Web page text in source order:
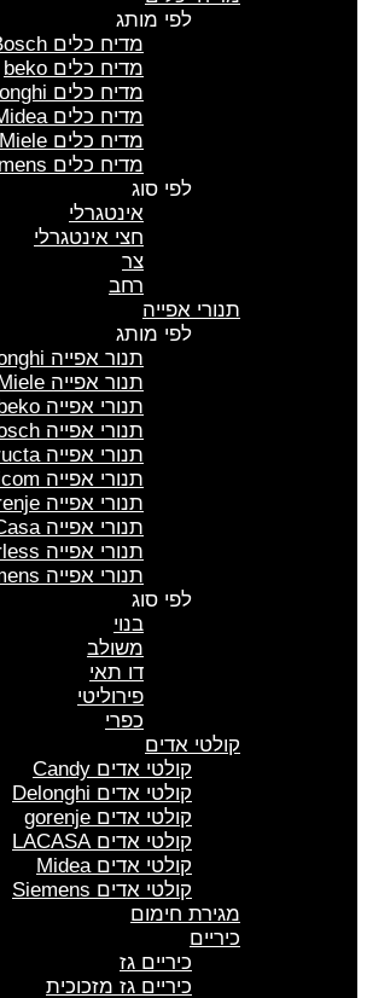
לפי מותג
מדיח כלים Bosch
מדיח כלים beko
מדיח כלים Delonghi
מדיח כלים Midea
מדיח כלים Miele
מדיח כלים Siemens
לפי סוג
אינטגרלי
חצי אינטגרלי
צר
רחב
תנורי אפייה
לפי מותג
תנור אפייה Delonghi
תנור אפייה Miele
תנורי אפייה beko
תנורי אפייה Bosch
תנורי אפייה Constructa
תנורי אפייה Fujicom
תנורי אפייה gorenje
תנורי אפייה LaCasa
תנורי אפייה Peerless
תנורי אפייה Siemens
לפי סוג
בנוי
משולב
דו תאי
פירוליטי
כפרי
קולטי אדים
קולטי אדים Candy
קולטי אדים Delonghi
קולטי אדים gorenje
קולטי אדים LACASA
קולטי אדים Midea
קולטי אדים Siemens
מגירת חימום
כיריים
כיריים גז
כיריים גז מזכוכית